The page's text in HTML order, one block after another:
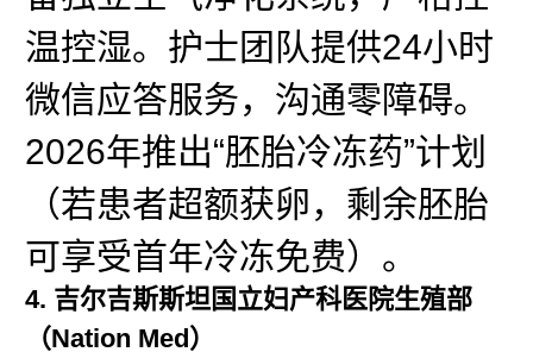
温控湿。护士团队提供24小时
微信应答服务，沟通零障碍。
2026年推出“胚胎冷冻药”计划
（若患者超额获卵，剩余胚胎
可享受首年冷冻免费）。
4. 吉尔吉斯斯坦国立妇产科医院生殖部
（Nation Med）